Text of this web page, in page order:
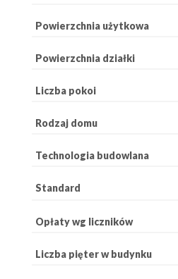
Powierzchnia użytkowa
Powierzchnia działki
Liczba pokoi
Rodzaj domu
Technologia budowlana
Standard
Opłaty wg liczników
Liczba pięter w budynku